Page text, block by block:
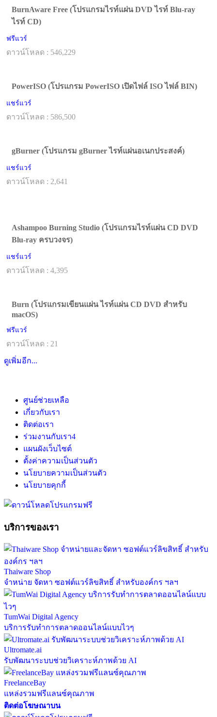
BurnAware Free (โปรแกรมไรท์แผ่น DVD ไรท์ Blu-ray
ไรท์ CD)
ฟรีแวร์
ดาวน์โหลด : 546,229
PowerISO (โปรแกรม PowerISO เปิดไฟล์ ISO ไฟล์ BIN)
แชร์แวร์
ดาวน์โหลด : 586,500
gBurner (โปรแกรม gBurner ไรท์แผ่นอเนกประสงค์)
แชร์แวร์
ดาวน์โหลด : 2,641
Ashampoo Burning Studio (โปรแกรมไรท์แผ่น CD DVD
Blu-ray ครบวงจร)
แชร์แวร์
ดาวน์โหลด : 4,395
Burn (โปรแกรมเขียนแผ่น ไรท์แผ่น CD DVD สำหรับ
macOS)
ฟรีแวร์
ดาวน์โหลด : 21
ดูเพิ่มอีก...
ศูนย์ช่วยเหลือ
เกี่ยวกับเรา
ติดต่อเรา
ร่วมงานกับเรา4
แผนผังเว็บไซต์
ตั้งค่าความเป็นส่วนตัว
นโยบายความเป็นส่วนตัว
นโยบายคุกกี้
บริการของเรา
Thaiware Shop
จำหน่าย จัดหา ซอฟต์แวร์ลิขสิทธิ์ สำหรับองค์กร ฯลฯ
TumWai Digital Agency
บริการรับทำการตลาดออนไลน์แบบไวๆ
Ultromate.ai
รับพัฒนาระบบช่วยวิเคราะห์ภาพด้วย AI
FreelanceBay
แหล่งรวมฟรีแลนซ์คุณภาพ
ติดต่อโฆษณาบน